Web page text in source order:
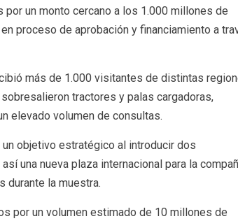
un monto cercano a los 1.000 millones de
proceso de aprobación y financiamiento a
más de 1.000 visitantes de distintas
tractores y palas cargadoras,
elevado volumen de consultas.
objetivo estratégico al introducir dos
una nueva plaza internacional para la
durante la muestra.
por un volumen estimado de 10 millones de